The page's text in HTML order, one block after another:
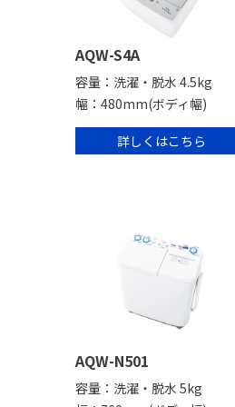
AQW-S4A
容量：洗濯・脱水 4.5kg
幅：480mm(ボディ幅)
詳しくはこちら
AQW-N501
容量：洗濯・脱水 5kg